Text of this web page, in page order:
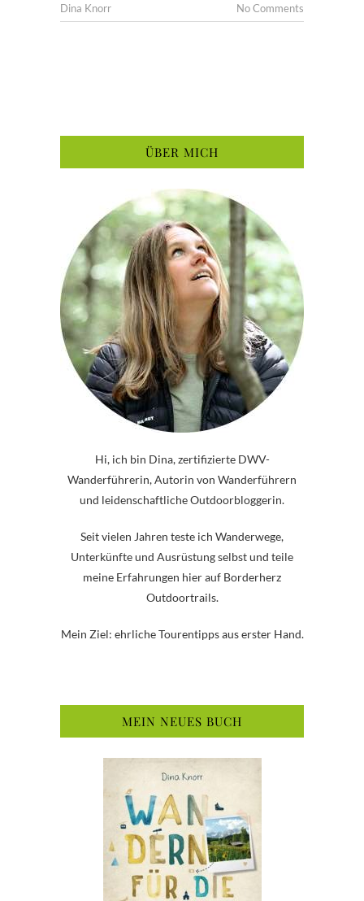
Dina Knorr No Comments
ÜBER MICH
Hi, ich bin Dina, zertifizierte DWV-
Wanderführerin, Autorin von Wanderführern
und leidenschaftliche Outdoorbloggerin.
Seit vielen Jahren teste ich Wanderwege,
Unterkünfte und Ausrüstung selbst und teile
meine Erfahrungen hier auf Borderherz
Outdoortrails.
Mein Ziel: ehrliche Tourentipps aus erster Hand.
MEIN NEUES BUCH